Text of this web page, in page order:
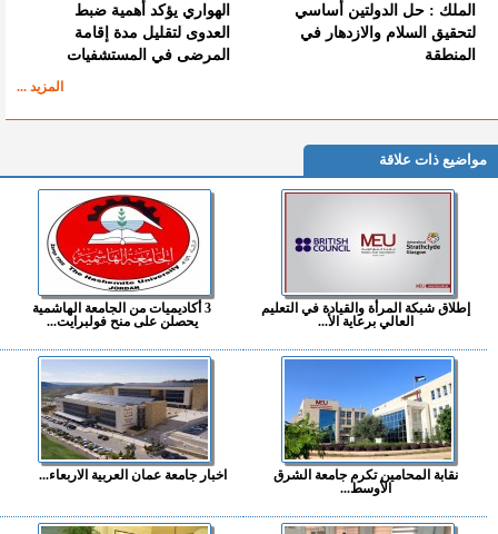
الملك : حل الدولتين أساسي
لتحقيق السلام والازدهار في
المنطقة
الهواري يؤكد أهمية ضبط
العدوى لتقليل مدة إقامة
المرضى في المستشفيات
المزيد ...
مواضيع ذات علاقة
إطلاق شبكة المرأة والقيادة في التعليم
العالي برعاية الأ...
3 أكاديميات من الجامعة الهاشمية
يحصلن على منح فولبرايت...
نقابة المحامين تكرم جامعة الشرق
الأوسط...
اخبار جامعة عمان العربية الاربعاء...